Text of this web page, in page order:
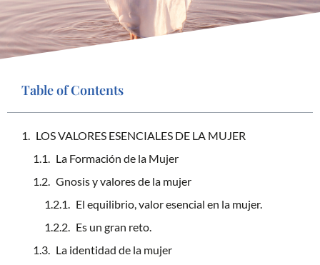
Table of Contents
LOS VALORES ESENCIALES DE LA MUJER
La Formación de la Mujer
Gnosis y valores de la mujer
El equilibrio, valor esencial en la mujer.
Es un gran reto.
La identidad de la mujer